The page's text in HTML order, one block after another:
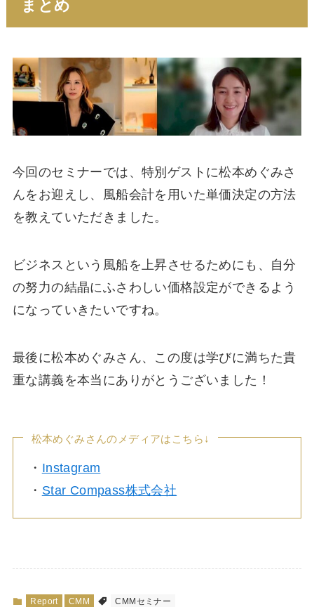
まとめ
今回のセミナーでは、特別ゲストに松本めぐみさ
んをお迎えし、風船会計を用いた単価決定の方法
を教えていただきました。
ビジネスという風船を上昇させるためにも、自分
の努力の結晶にふさわしい価格設定ができるよう
になっていきたいですね。
最後に松本めぐみさん、この度は学びに満ちた貴
重な講義を本当にありがとうございました！
松本めぐみさんのメディアはこちら↓
・ Instagram
・ Star Compass株式会社
Report CMM CMMセミナー